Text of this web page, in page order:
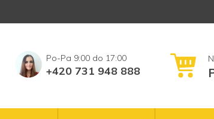
+420 731 948 888
NÁKUPNÍ